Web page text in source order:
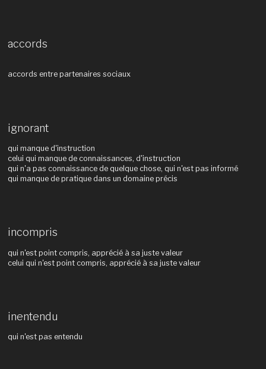
accords
accords entre partenaires sociaux
ignorant
qui manque d'instruction
celui qui manque de connaissances, d'instruction
qui n'a pas connaissance de quelque chose, qui n'est pas informé
qui manque de pratique dans un domaine précis
incompris
qui n'est point compris, apprécié à sa juste valeur
celui qui n'est point compris, apprécié à sa juste valeur
inentendu
qui n'est pas entendu